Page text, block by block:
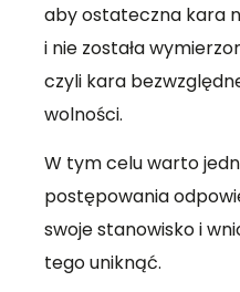
aby ostateczna kara
i nie została
czyli kara
wolności.
W tym celu warto
postępowania
swoje stanowisko i
tego uniknąć.